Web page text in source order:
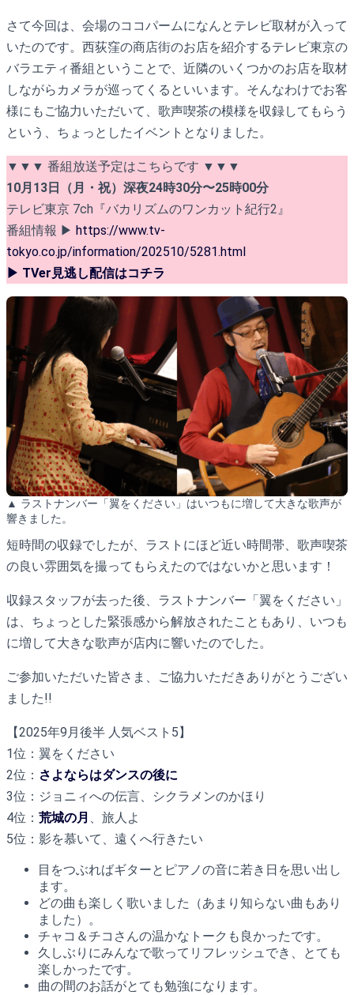
さて今回は、会場のココパームになんとテレビ取材が入って
いたのです。西荻窪の商店街のお店を紹介するテレビ東京の
バラエティ番組ということで、近隣のいくつかのお店を取材
しながらカメラが巡ってくるといいます。そんなわけでお客
様にもご協力いただいて、歌声喫茶の模様を収録してもらう
という、ちょっとしたイベントとなりました。
▼▼▼ 番組放送予定はこちらです ▼▼▼
10月13日（月・祝）深夜24時30分〜25時00分
テレビ東京 7ch『バカリズムのワンカット紀行2』
番組情報 ▶︎ https://www.tv-
tokyo.co.jp/information/202510/5281.html
▶︎ TVer見逃し配信はコチラ
▲ ラストナンバー「翼をください」はいつもに増して大きな歌声が
響きました。
短時間の収録でしたが、ラストにほど近い時間帯、歌声喫茶
の良い雰囲気を撮ってもらえたのではないかと思います！
収録スタッフが去った後、ラストナンバー「翼をください」
は、ちょっとした緊張感から解放されたこともあり、いつも
に増して大きな歌声が店内に響いたのでした。
ご参加いただいた皆さま、ご協力いただきありがとうござい
ました!!
【2025年9月後半 人気ベスト5】
1位：翼をください
2位： さよならはダンスの後に
3位：ジョニィへの伝言、シクラメンのかほり
4位： 荒城の月 、旅人よ
5位：影を慕いて、遠くへ行きたい
目をつぶればギターとピアノの音に若き日を思い出し
ます。
どの曲も楽しく歌いました（あまり知らない曲もあり
ました）。
チャコ＆チコさんの温かなトークも良かったです。
久しぶりにみんなで歌ってリフレッシュでき、とても
楽しかったです。
曲の間のお話がとても勉強になります。